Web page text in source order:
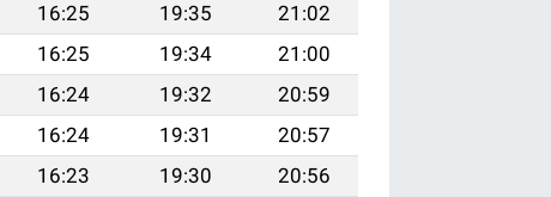
16:25 19:35
21:02
16:25 19:34
21:00
16:24 19:32
20:59
16:24 19:31
20:57
16:23 19:30
20:56